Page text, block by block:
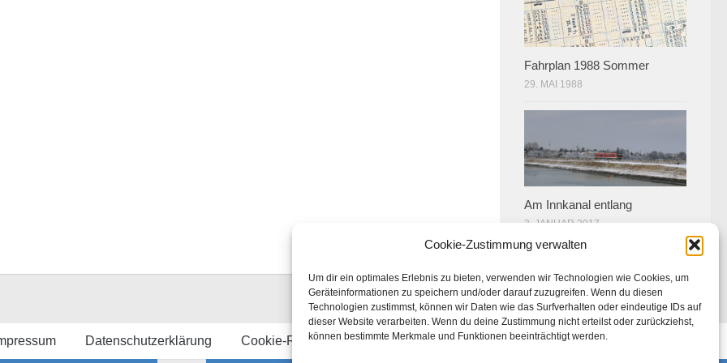
Cookie-Zustimmung verwalten
Um dir ein optimales Erlebnis zu bieten, verwenden wir Technologien wie Cookies, um
Geräteinformationen zu speichern und/oder darauf zuzugreifen. Wenn du diesen
Technologien zustimmst, können wir Daten wie das Surfverhalten oder eindeutige IDs auf
dieser Website verarbeiten. Wenn du deine Zustimmung nicht erteilst oder zurückziehst,
können bestimmte Merkmale und Funktionen beeinträchtigt werden.
Fahrplan 1988 Sommer
29. MAI 1988
Am Innkanal entlang
3. JANUAR 2017
Datenschutzerklärung Cookie-Richtlinie (EU)